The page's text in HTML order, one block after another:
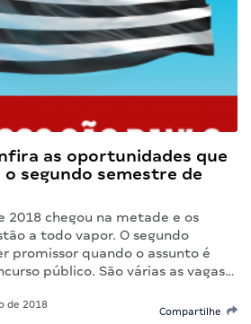
as oportunidades que
segundo semestre de
2018 chegou na metade e os
a todo vapor. O segundo
promissor quando o assunto é
público. São várias as vagas…
de 2018
Compartilhe